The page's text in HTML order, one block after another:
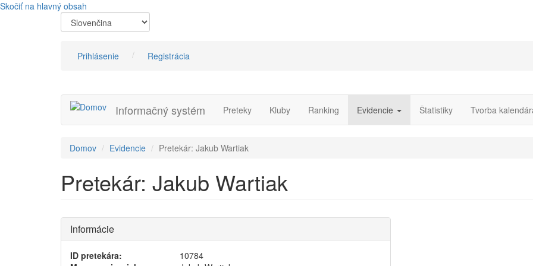
Skočiť na hlavný obsah
Prihlásenie Registrácia
Informačný systém Preteky Kluby Ranking Evidencie Štatistiky Tvorba
Domov Evidencie Pretekár: Jakub Wartiak
Pretekár: Jakub Wartiak
Informácie
ID pretekára:
10784